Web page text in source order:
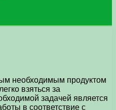
необходимым продуктом
взяться за
задачей является
в соответствие с